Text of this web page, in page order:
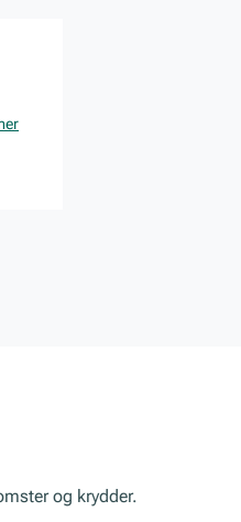
og krydder.